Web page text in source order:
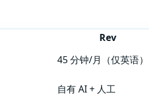
Rev
45 分钟/月（仅英语）
自有 AI + 人工